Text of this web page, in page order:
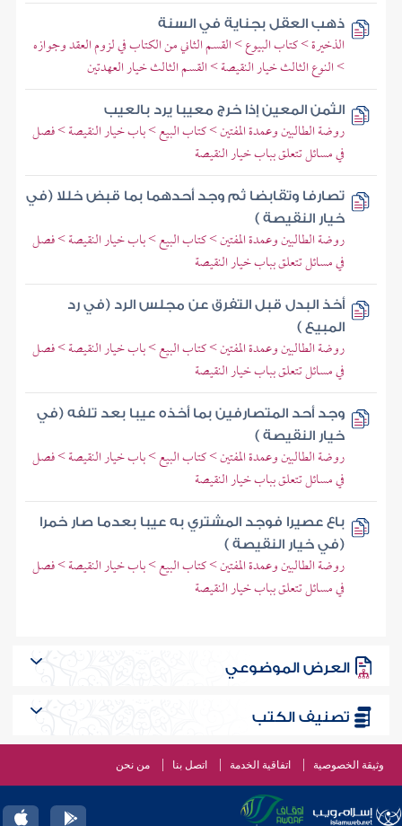
ذهب العقل بجناية في السنة
الذخيرة > كتاب البيوع > القسم الثاني من الكتاب في لزوم العقد وجوازه
> النوع الثالث خيار النقيصة > القسم الثالث خيار العهدتين
الثمن المعين إذا خرج معيبا يرد بالعيب
روضة الطالبين وعمدة المفتين > كتاب البيع > باب خيار النقيصة > فصل
في مسائل تتعلق بباب خيار النقيصة
تصارفا وتقابضا ثم وجد أحدهما بما قبض خللا (في
خيار النقيصة )
روضة الطالبين وعمدة المفتين > كتاب البيع > باب خيار النقيصة > فصل
في مسائل تتعلق بباب خيار النقيصة
أخذ البدل قبل التفرق عن مجلس الرد (في رد
المبيع )
روضة الطالبين وعمدة المفتين > كتاب البيع > باب خيار النقيصة > فصل
في مسائل تتعلق بباب خيار النقيصة
وجد أحد المتصارفين بما أخذه عيبا بعد تلفه (في
خيار النقيصة )
روضة الطالبين وعمدة المفتين > كتاب البيع > باب خيار النقيصة > فصل
في مسائل تتعلق بباب خيار النقيصة
باع عصيرا فوجد المشتري به عيبا بعدما صار خمرا
(في خيار النقيصة )
روضة الطالبين وعمدة المفتين > كتاب البيع > باب خيار النقيصة > فصل
في مسائل تتعلق بباب خيار النقيصة
العرض الموضوعي
تصنيف الكتب
وثيقة الخصوصية اتفاقية الخدمة اتصل بنا من نحن